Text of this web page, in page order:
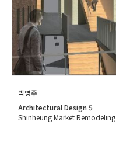
박영주
Architectural Design 5
Shinheung Market Remodeling